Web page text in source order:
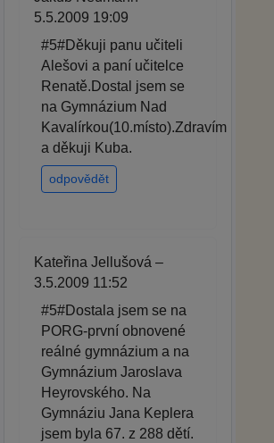
5.5.2009 19:09
#5#Děkuji panu učiteli
Alešovi a paní učitelce
Renatě.Dostal jsem se
na Gymnázium Nad
Kavalírkou(10.místo).Zdravím
a děkuji Kuba.
odpovědět
Kateřina Jellušová –
3.5.2009 11:52
#5#Dostala jsem se na
PORG-první obnovené
reálné gymnázium a na
Gymnázium Jaroslava
Heyrovského. Na
Gymnáziu Jana Keplera
jsem byla 67. z 288 dětí.